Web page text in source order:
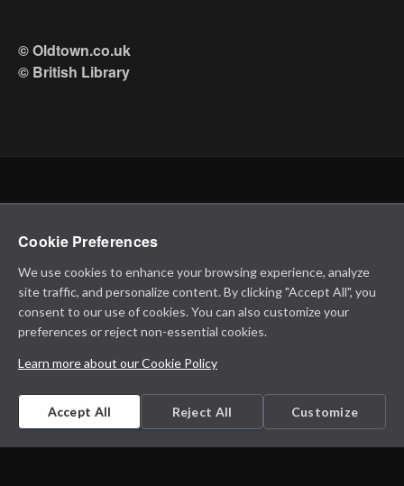
© Oldtown.co.uk
© British Library
Cookie Preferences
We use cookies to enhance your browsing experience, analyze
site traffic, and personalize content. By clicking "Accept All", you
consent to our use of cookies. You can also customize your
preferences or reject non-essential cookies.
Learn more about our Cookie Policy
Accept All Reject All Customize